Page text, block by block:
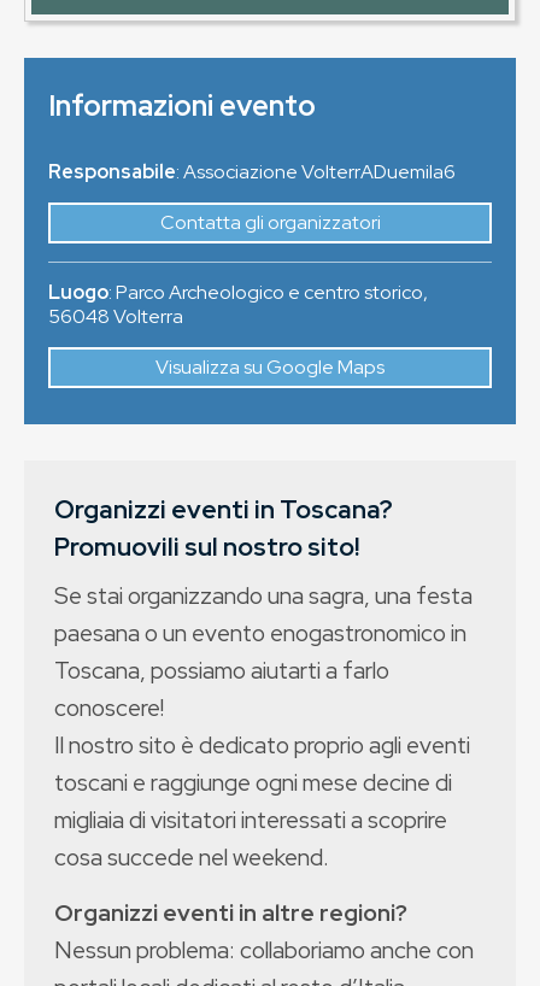
Informazioni evento
Responsabile: Associazione VolterrADuemila6
Contatta gli organizzatori
Luogo:Parco Archeologico e centro storico,
56048Volterra
Visualizza su Google Maps
Organizzi eventi in Toscana?
Promuovili sul nostro sito!
Se stai organizzando una sagra, una festa
paesana o un evento enogastronomico in
Toscana, possiamo aiutarti a farlo
conoscere!
Il nostro sito è dedicato proprio agli eventi
toscani e raggiunge ogni mese decine di
migliaia di visitatori interessati a scoprire
cosa succede nel weekend.
Organizzi eventi in altre regioni?
Nessun problema: collaboriamo anche con